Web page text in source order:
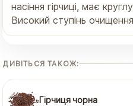
насіння гірчиці, має
Високий ступінь
ДИВІТЬСЯ ТАКОЖ:
Гірчиця чорна